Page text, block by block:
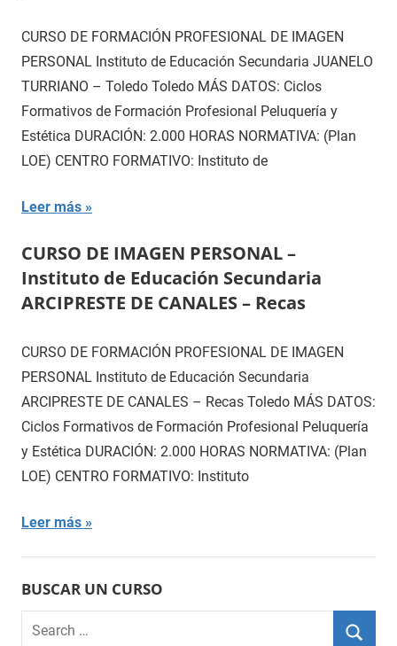
CURSO DE FORMACIÓN PROFESIONAL DE IMAGEN
PERSONAL Instituto de Educación Secundaria JUANELO
TURRIANO – Toledo Toledo MÁS DATOS: Ciclos
Formativos de Formación Profesional Peluquería y
Estética DURACIÓN: 2.000 HORAS NORMATIVA: (Plan
LOE) CENTRO FORMATIVO: Instituto de
Leer más
CURSO DE IMAGEN PERSONAL –
Instituto de Educación Secundaria
ARCIPRESTE DE CANALES – Recas
CURSO DE FORMACIÓN PROFESIONAL DE IMAGEN
PERSONAL Instituto de Educación Secundaria
ARCIPRESTE DE CANALES – Recas Toledo MÁS DATOS:
Ciclos Formativos de Formación Profesional Peluquería
y Estética DURACIÓN: 2.000 HORAS NORMATIVA: (Plan
LOE) CENTRO FORMATIVO: Instituto
Leer más
BUSCAR UN CURSO
Search